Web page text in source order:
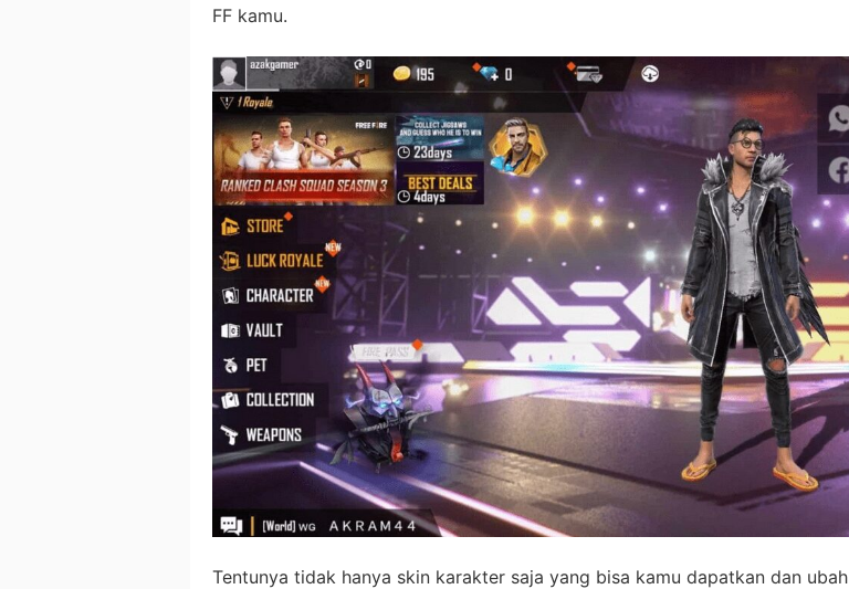
FF kamu.
Tentunya tidak hanya skin karakter saja yang bisa kamu dapatkan dan ubah